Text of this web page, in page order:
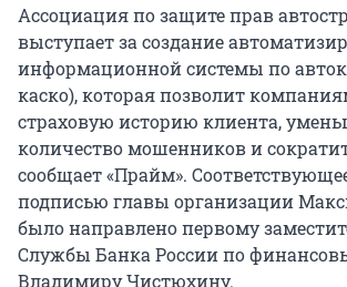
Ассоциация по защите прав
выступает за создание
информационной системы по
каско), которая позволит
страховую историю клиента,
количество мошенников и
сообщает «Прайм».
подписью главы организации
было направлено первому
Службы Банка России по
Владимиру Чистюхину.